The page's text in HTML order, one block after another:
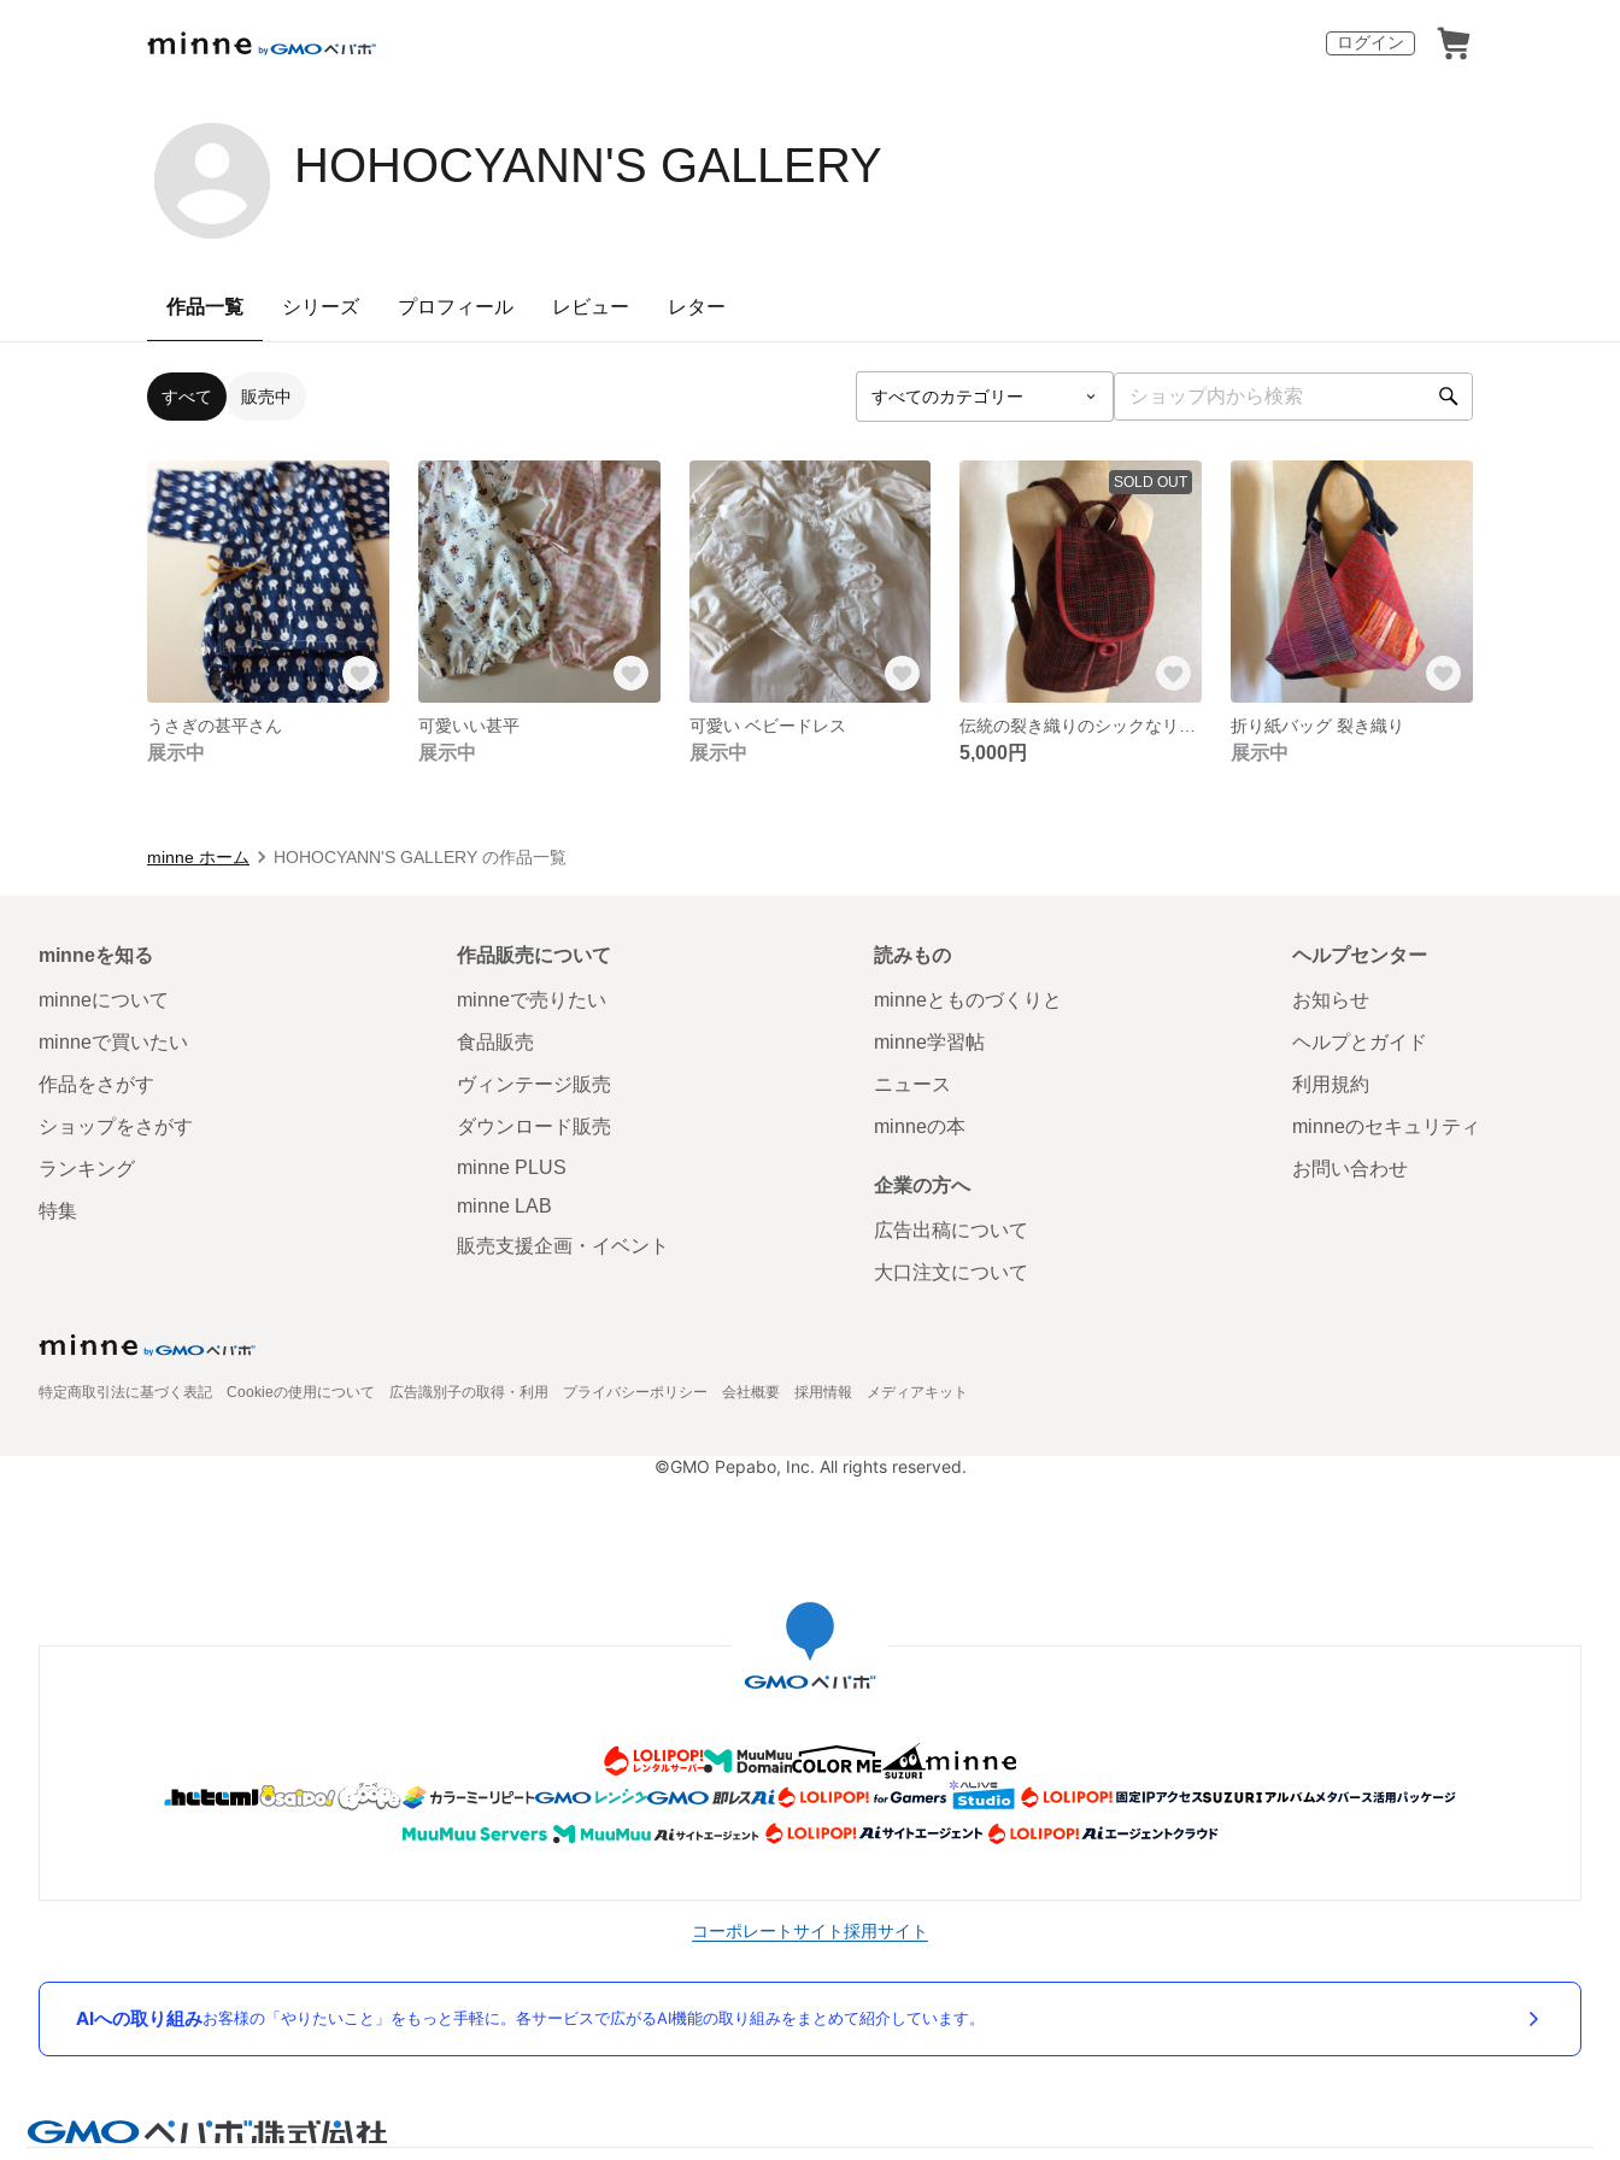
ログイン
HOHOCYANN'S GALLERY
作品一覧 シリーズ プロフィール レビュー レター
すべて 販売中
うさぎの甚平さん
展示中
可愛いい甚平
展示中
可愛い ベビードレス
展示中
SOLD OUT
5,000円
折り紙バッグ 裂き織り
展示中
minne ホーム HOHOCYANN'S GALLERY の作品一覧
minneを知る
minneについて
minneで買いたい
作品をさがす
ショップをさがす
ランキング
特集
作品販売について
minneで売りたい
食品販売
ヴィンテージ販売
ダウンロード販売
minne PLUS
minne LAB
販売支援企画・イベント
読みもの
minneとものづくりと
minne学習帖
ニュース
minneの本
企業の方へ
広告出稿について
大口注文について
ヘルプセンター
お知らせ
ヘルプとガイド
利用規約
minneのセキュリティ
お問い合わせ
特定商取引法に基づく表記 Cookieの使用について 広告識別子の取得・利用 プライバシーポリシー 会社概要 採用情報 メディアキット
©GMO Pepabo, Inc. All rights reserved.
コーポレートサイト採用サイト
AIへの取り組みお客様の「やりたいこと」をもっと手軽に。各サービスで広がるAI機能の取り組みをまとめて紹介しています。